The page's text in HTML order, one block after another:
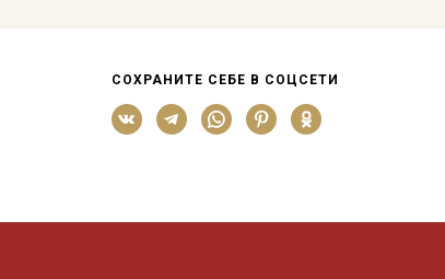
СОХРАНИТЕ СЕБЕ В СОЦСЕТИ